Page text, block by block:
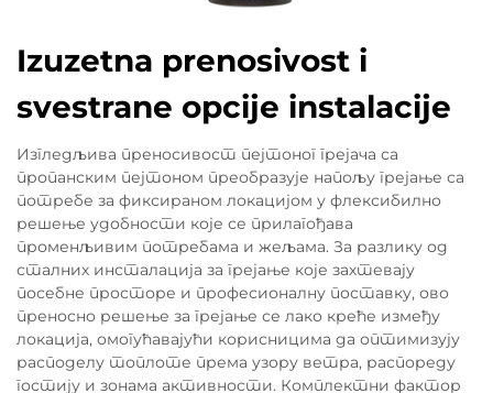
Izuzetna prenosivost i
svestrane opcije instalacije
Изгледљива преносивост пејтоног грејача са
пропанским пејтоном преобразује напољу грејање са
потребе за фиксираном локацијом у флексибилно
решење удобности које се прилагођава
променљивим потребама и жељама. За разлику од
сталних инсталација за грејање које захтевају
посебне просторе и професионалну поставку, ово
преносно решење за грејање се лако креће између
локација, омогућавајући корисницима да оптимизују
расподелу топлоте према узору ветра, распореду
гостију и зонама активности. Комплектни фактор